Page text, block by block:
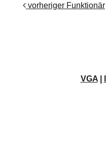
vorheriger Funktionär
VGA|